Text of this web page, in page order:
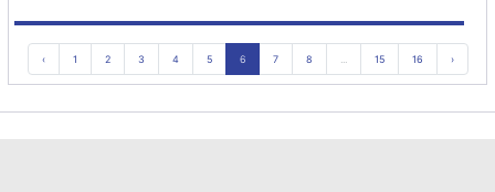
‹ 1 2 3 4 5 6 7 8 15 16 ›